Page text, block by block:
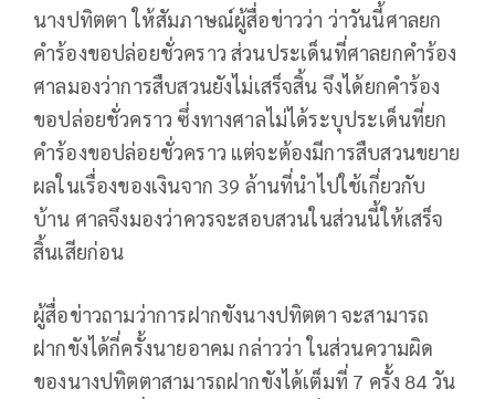
นางปทิตตา ให้สัมภาษณ์ผู้สื่อข่าวว่า ว่าวันนี้ศาลยก
คำร้องขอปล่อยชั่วคราว ส่วนประเด็นที่ศาลยกคำร้อง
ศาลมองว่าการสืบสวนยังไม่เสร็จสิ้น จึงได้ยกคำร้อง
ขอปล่อยชั่วคราว ซึ่งทางศาลไม่ได้ระบุประเด็นที่ยก
คำร้องขอปล่อยชั่วคราว แต่จะต้องมีการสืบสวนขยาย
ผลในเรื่องของเงินจาก 39 ล้านที่นำไปใช้เกี่ยวกับ
บ้าน ศาลจึงมองว่าควรจะสอบสวนในส่วนนี้ให้เสร็จ
สิ้นเสียก่อน
ผู้สื่อข่าวถามว่าการฝากขังนางปทิตตา จะสามารถ
ฝากขังได้กี่ครั้งนายอาคม กล่าวว่า ในส่วนความผิด
ของนางปทิตตาสามารถฝากขังได้เต็มที่ 7 ครั้ง 84 วัน